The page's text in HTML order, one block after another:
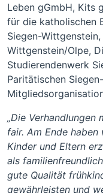
Leben gGmbH, Kits
für die katholischen
Siegen-
Wittgenstein/Olpe,
Studierendenwerk
Paritätischen
„Die Verhandlungen
fair. Am Ende
Kinder und Eltern
als
gute Qualität
gewährleisten und